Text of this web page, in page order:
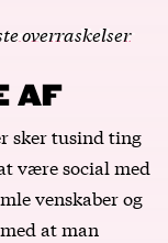
overraskelser
AF
sker tusind ting
være social med
venskaber og
at man